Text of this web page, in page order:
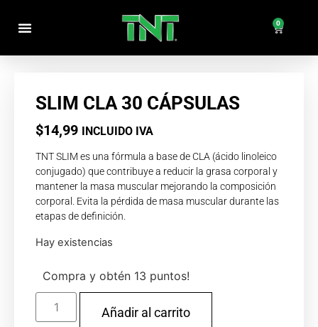
0,00 0
SLIM CLA 30 CÁPSULAS
$14,99 INCLUIDO IVA
TNT SLIM es una fórmula a base de CLA (ácido linoleico
conjugado) que contribuye a reducir la grasa corporal y
mantener la masa muscular mejorando la composición
corporal. Evita la pérdida de masa muscular durante las
etapas de definición.
Hay existencias
Compra y obtén 13 puntos!
Añadir al carrito